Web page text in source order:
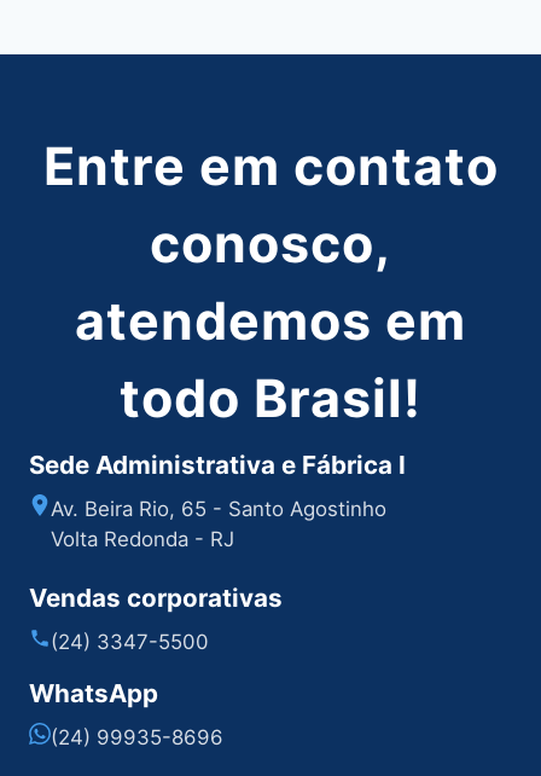
Entre em contato
conosco,
atendemos em
todo Brasil!
Sede Administrativa e Fábrica I
Av. Beira Rio, 65 - Santo Agostinho
Volta Redonda - RJ
Vendas corporativas
(24) 3347-5500
WhatsApp
(24) 99935-8696